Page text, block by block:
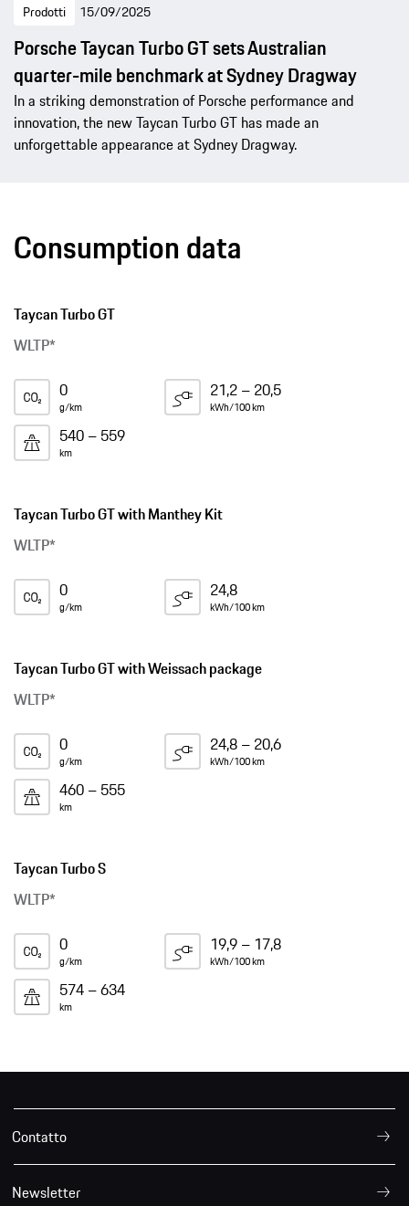
Prodotti 15/09/2025
Porsche Taycan Turbo GT sets Australian
quarter-mile benchmark at Sydney Dragway
In a striking demonstration of Porsche performance and
innovation, the new Taycan Turbo GT has made an
unforgettable appearance at Sydney Dragway.
Consumption data
Taycan Turbo GT
WLTP*
0
g/km
21,2 – 20,5
kWh/100 km
540 – 559
km
Taycan Turbo GT with Manthey Kit
WLTP*
0
g/km
24,8
kWh/100 km
Taycan Turbo GT with Weissach package
WLTP*
0
g/km
24,8 – 20,6
kWh/100 km
460 – 555
km
Taycan Turbo S
WLTP*
0
g/km
19,9 – 17,8
kWh/100 km
574 – 634
km
Contatto
Newsletter